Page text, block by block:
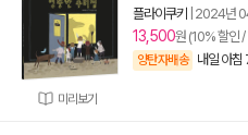
미리보기
플라이쿠키
2024년
13,500원 (10% 할인
양탄자배송 내일 아침